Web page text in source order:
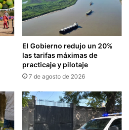
El Gobierno redujo un 20%
las tarifas máximas de
practicaje y pilotaje
7 de agosto de 2026